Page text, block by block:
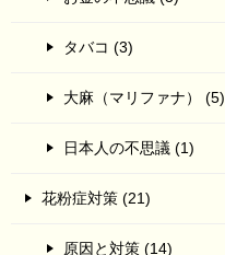
タバコ (3)
大麻（マリファナ） (5)
日本人の不思議 (1)
花粉症対策 (21)
原因と対策 (14)